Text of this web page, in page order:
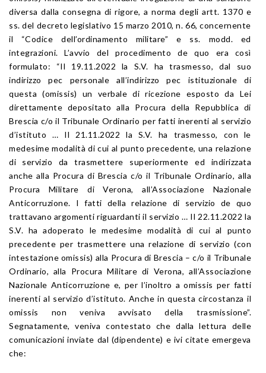
diversa dalla consegna di rigore, a norma degli artt. 1370 e
ss. del decreto legislativo 15 marzo 2010, n. 66, concernente
il “Codice dell’ordinamento militare” e ss. modd. ed
integrazioni. L’avvio del procedimento de quo era così
formulato: “Il 19.11.2022 la S.V. ha trasmesso, dal suo
indirizzo pec personale all’indirizzo pec istituzionale di
questa (omissis) un verbale di ricezione esposto da Lei
direttamente depositato alla Procura della Repubblica di
Brescia c/o il Tribunale Ordinario per fatti inerenti al servizio
d’istituto … Il 21.11.2022 la S.V. ha trasmesso, con le
medesime modalità di cui al punto precedente, una relazione
di servizio da trasmettere superiormente ed indirizzata
anche alla Procura di Brescia c/o il Tribunale Ordinario, alla
Procura Militare di Verona, all’Associazione Nazionale
Anticorruzione. I fatti della relazione di servizio de quo
trattavano argomenti riguardanti il servizio … Il 22.11.2022 la
S.V. ha adoperato le medesime modalità di cui al punto
precedente per trasmettere una relazione di servizio (con
intestazione omissis) alla Procura di Brescia – c/o il Tribunale
Ordinario, alla Procura Militare di Verona, all’Associazione
Nazionale Anticorruzione e, per l’inoltro a omissis per fatti
inerenti al servizio d’istituto. Anche in questa circostanza il
omissis non veniva avvisato della trasmissione”.
Segnatamente, veniva contestato che dalla lettura delle
comunicazioni inviate dal (dipendente) e ivi citate emergeva
che: